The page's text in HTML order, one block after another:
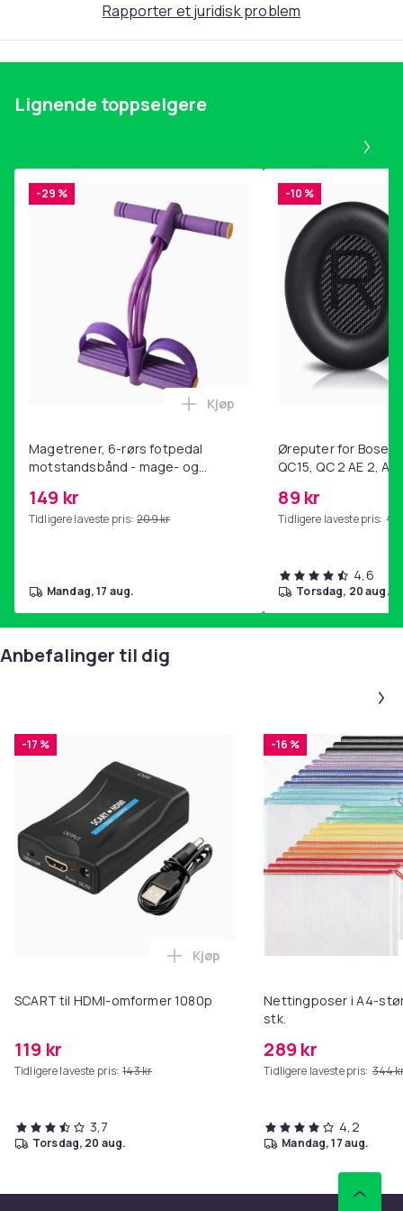
Rapporter et juridisk problem
Lignende toppselgere
-29 %
Magetrener, 6-rørs fotpedal
motstandsbånd - mage- og
hjemmegymnastikk Purple
149 kr
Tidligere laveste pris: 209 kr
Legg Magetrener, 6-rørs
Kjøp
mandag, 17 aug.
-10 %
Øreputer for Bose
QC15, QC 2 AE 2, AE
89 kr
Tidligere laveste pris: 99
4,6
torsdag, 20 aug.
Anbefalinger til dig
-17 %
SCART til HDMI-omformer 1080p
119 kr
Tidligere laveste pris: 143 kr
Legg SCART til HDMI-omformer
Kjøp
3,7
torsdag, 20 aug.
-16 %
Nettingposer i A4-
stk.
289 kr
Tidligere laveste pris: 344
4,2
mandag, 17 aug.